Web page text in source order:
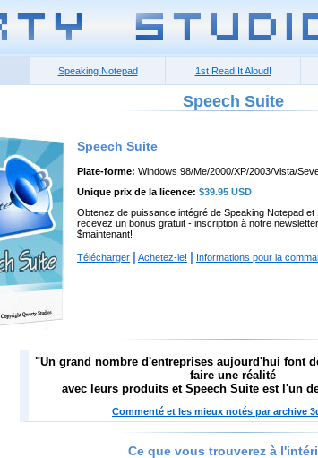
Speaking Notepad 1st Read It Aloud!
Speech Suite
Speech Suite
Plate-forme: Windows 98/Me/2000/XP/2003/Vista/
Unique prix de la licence: $39.95 USD
Obtenez de puissance intégré de Speaking Notepad
recevez un bonus gratuit - inscription à notre
$maintenant!
Télécharger | Achetez-le! | Informations pour la
"Un grand nombre d'entreprises aujourd'hui font
faire une réalité
avec leurs produits et Speech Suite est l'un
Commenté et les mieux notés par archive
Ce que vous trouverez à